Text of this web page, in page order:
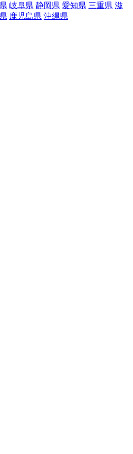
岐阜県 静岡県 愛知県 三重県 滋
鹿児島県 沖縄県